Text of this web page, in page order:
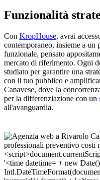
Funzionalità
Con KropHouse, avrai
contemporaneo, insieme a un
funzionale, pensato
mercato di riferimento. Ogni
studiato per garantire una
con il tuo pubblico e
Canavese, dove la
per la differenziazione con un
all'avanguardia.